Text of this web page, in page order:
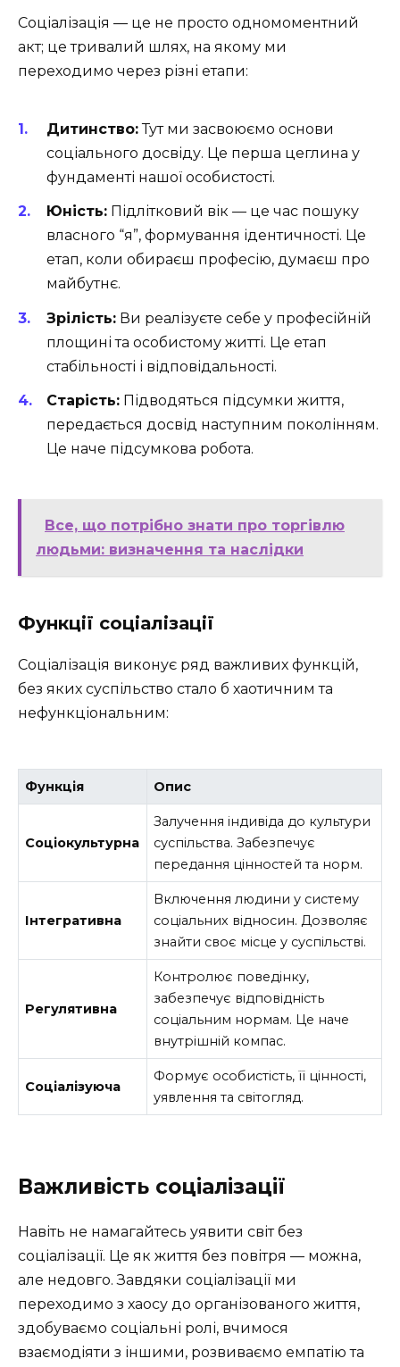
Соціалізація — це не просто одномоментний
акт; це тривалий шлях, на якому ми
переходимо через різні етапи:
Дитинство:Тут ми засвоюємо основи
соціального досвіду. Це перша цеглина у
фундаменті нашої особистості.
Юність: Підлітковий вік — це час пошуку
власного “я”, формування ідентичності. Це
етап, коли обираєш професію, думаєш про
майбутнє.
Зрілість: Ви реалізуєте себе у професійній
площині та особистому житті. Це етап
стабільності і відповідальності.
Старість: Підводяться підсумки життя,
передається досвід наступним поколінням.
Це наче підсумкова робота.
Все, що потрібно знати про торгівлю
людьми: визначення та наслідки
Функції соціалізації
Соціалізація виконує ряд важливих функцій,
без яких суспільство стало б хаотичним та
нефункціональним:
Функція Опис
Соціокультурна
Залучення індивіда до культури
суспільства. Забезпечує
передання цінностей та норм.
Інтегративна
Включення людини у систему
соціальних відносин. Дозволяє
знайти своє місце у суспільстві.
Регулятивна
Контролює поведінку,
забезпечує відповідність
соціальним нормам. Це наче
внутрішній компас.
Соціалізуюча
Формує особистість, її цінності,
уявлення та світогляд.
Важливість соціалізації
Навіть не намагайтесь уявити світ без
соціалізації. Це як життя без повітря — можна,
але недовго. Завдяки соціалізації ми
переходимо з хаосу до організованого життя,
здобуваємо соціальні ролі, вчимося
взаємодіяти з іншими, розвиваємо емпатію та